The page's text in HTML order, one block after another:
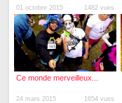
01 octobre 2015 1482 vues
Ce monde merveilleux...
24 mars 2015 1654 vues